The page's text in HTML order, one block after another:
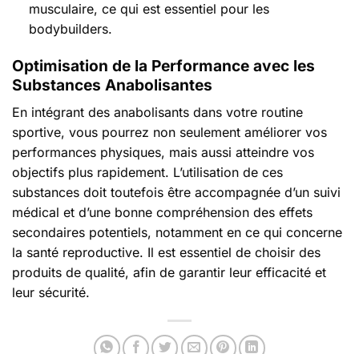
musculaire, ce qui est essentiel pour les
bodybuilders.
Optimisation de la Performance avec les
Substances Anabolisantes
En intégrant des anabolisants dans votre routine
sportive, vous pourrez non seulement améliorer vos
performances physiques, mais aussi atteindre vos
objectifs plus rapidement. L’utilisation de ces
substances doit toutefois être accompagnée d’un suivi
médical et d’une bonne compréhension des effets
secondaires potentiels, notamment en ce qui concerne
la santé reproductive. Il est essentiel de choisir des
produits de qualité, afin de garantir leur efficacité et
leur sécurité.